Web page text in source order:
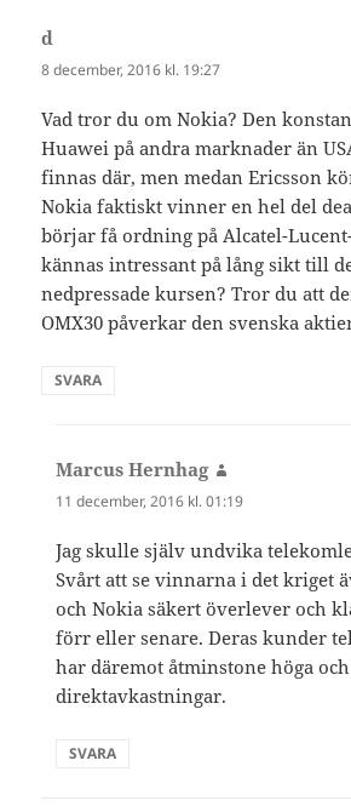
d
8 december, 2016 kl. 19:27
Vad tror du om Nokia? Den
Huawei på andra marknader än
finnas där, men medan Ericsson
Nokia faktiskt vinner en hel del
börjar få ordning på Alcatel-
kännas intressant på lång sikt till
nedpressade kursen? Tror du att
OMX30 påverkar den svenska
SVARA
Marcus Hernhag
11 december, 2016 kl. 01:19
Jag skulle själv undvika
Svårt att se vinnarna i det kriget
och Nokia säkert överlever och
förr eller senare. Deras kunder
har däremot åtminstone höga
direktavkastningar.
SVARA